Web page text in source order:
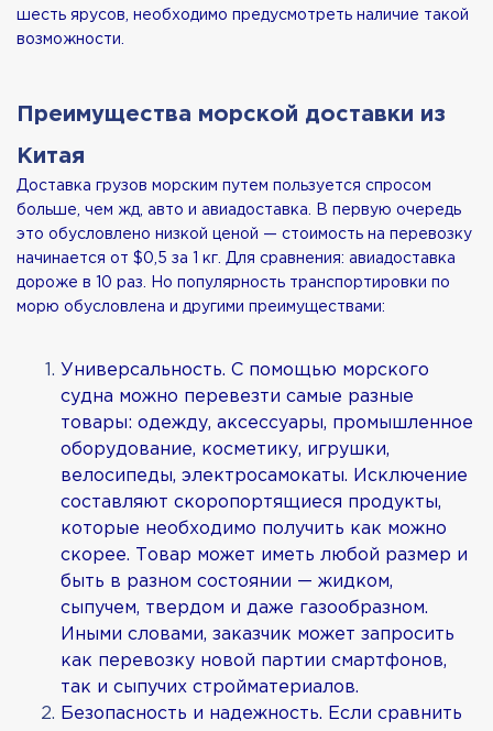
шесть ярусов, необходимо предусмотреть наличие такой
возможности.
Преимущества морской доставки из
Китая
Доставка грузов морским путем пользуется спросом
больше, чем жд, авто и авиадоставка. В первую очередь
это обусловлено низкой ценой — стоимость на перевозку
начинается от $0,5 за 1 кг. Для сравнения: авиадоставка
дороже в 10 раз. Но популярность транспортировки по
морю обусловлена и другими преимуществами:
Универсальность. С помощью морского
судна можно перевезти самые разные
товары: одежду, аксессуары, промышленное
оборудование, косметику, игрушки,
велосипеды, электросамокаты. Исключение
составляют скоропортящиеся продукты,
которые необходимо получить как можно
скорее. Товар может иметь любой размер и
быть в разном состоянии — жидком,
сыпучем, твердом и даже газообразном.
Иными словами, заказчик может запросить
как перевозку новой партии смартфонов,
так и сыпучих стройматериалов.
Безопасность и надежность. Если сравнить